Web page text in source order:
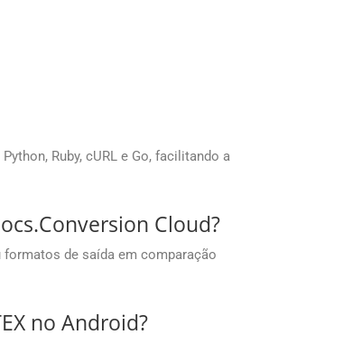
Ruby, cURL e Go, facilitando a
Cloud?
de saída em comparação
no Android?